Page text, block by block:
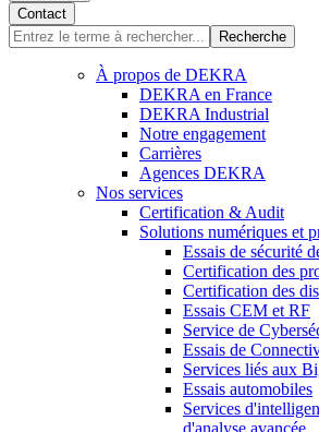
Contact
Recherche
À propos de DEKRA
DEKRA en France
DEKRA Industrial
Notre engagement
Carrières
Agences DEKRA
Nos services
Certification & Audit
Solutions numériques et
Essais de sécurité
Certification des
Certification des
Essais CEM et RF
Service de
Essais de
Services liés aux
Essais automobiles
Services
d'analyse avancée